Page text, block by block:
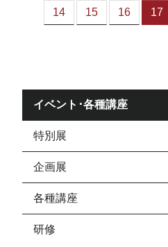
14 15 16 17
イベント･各種講座
特別展
企画展
各種講座
研修